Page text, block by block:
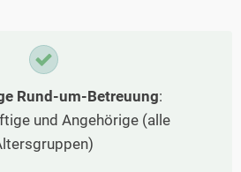
Rund-um-Betreuung:
und Angehörige (alle